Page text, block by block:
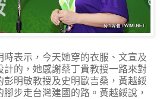
時表示，今天她穿的衣服、文宣及
計的，她感謝蔡丁貴教授一路來對
彭明敏教授及史明歐吉桑，黃越綏
步走台灣建國的路。黃越綏說，